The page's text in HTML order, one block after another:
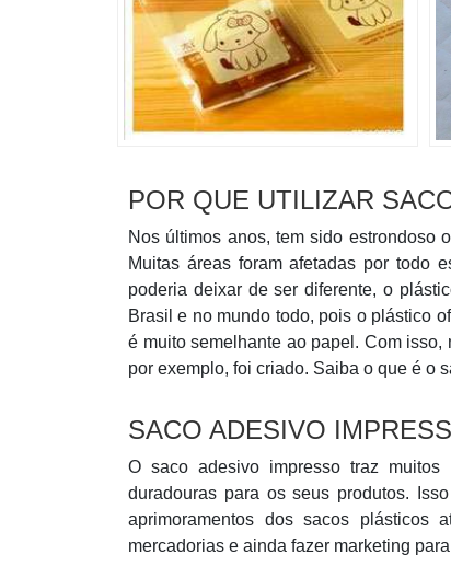
POR QUE UTILIZAR
Nos últimos anos, tem sido estrondoso
Muitas áreas foram afetadas por todo
poderia deixar de ser diferente, o
Brasil e no mundo todo, pois o plástico
é muito semelhante ao papel. Com
por exemplo, foi criado. Saiba o que é o
SACO ADESIVO
O saco adesivo impresso traz muitos
duradouras para os seus produtos.
aprimoramentos dos sacos
mercadorias e ainda fazer marketing